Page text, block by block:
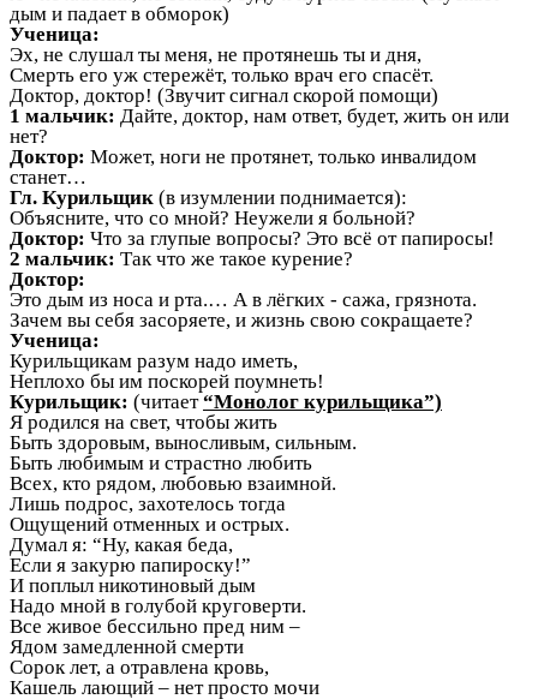
дым и падает в обморок)
Ученица:
Эх, не слушал ты меня, не протянешь ты и дня,
Смерть его уж стережёт, только врач его спасёт.
Доктор, доктор! (Звучит сигнал скорой помощи)
1 мальчик: Дайте, доктор, нам ответ, будет, жить он или
нет?
Доктор: Может, ноги не протянет, только инвалидом
станет…
Гл. Курильщик (в изумлении поднимается):
Объясните, что со мной? Неужели я больной?
Доктор: Что за глупые вопросы? Это всё от папиросы!
2 мальчик: Так что же такое курение?
Доктор:
Это дым из носа и рта.… А в лёгких - сажа, грязнота.
Зачем вы себя засоряете, и жизнь свою сокращаете?
Ученица:
Курильщикам разум надо иметь,
Неплохо бы им поскорей поумнеть!
Курильщик: (читает“Монолог курильщика”)
Я родился на свет, чтобы жить
Быть здоровым, выносливым, сильным.
Быть любимым и страстно любить
Всех, кто рядом, любовью взаимной.
Лишь подрос, захотелось тогда
Ощущений отменных и острых.
Думал я: “Ну, какая беда,
Если я закурю папироску!”
И поплыл никотиновый дым
Надо мной в голубой круговерти.
Все живое бессильно пред ним –
Ядом замедленной смерти
Сорок лет, а отравлена кровь,
Кашель лающий – нет просто мочи